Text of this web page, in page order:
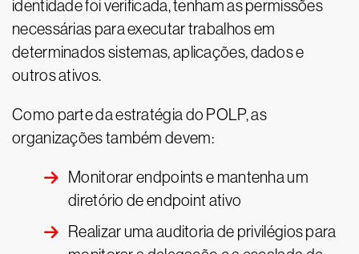
identidade foi verificada, tenham as permissões
necessárias para executar trabalhos em
determinados sistemas, aplicações, dados e
outros ativos.
Como parte da estratégia do POLP, as
organizações também devem:
Monitorar endpoints e mantenha um
diretório de endpoint ativo
Realizar uma auditoria de privilégios para